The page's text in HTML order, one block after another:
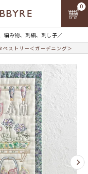
編み物、刺繍、刺し子／
0
ペストリー＜ガーデニング＞